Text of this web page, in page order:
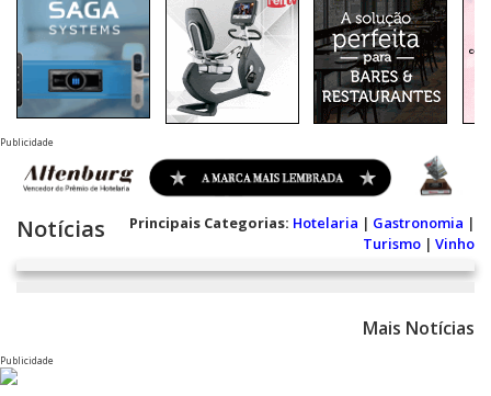
Publicidade
Notícias Principais Categorias: Hotelaria | Gastronomia |
Turismo | Vinho
Mais Notícias
Publicidade